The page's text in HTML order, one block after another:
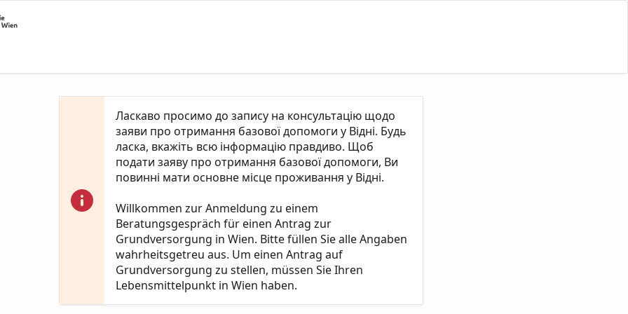
Ласкаво просимо до запису на консультацію щодо
заяви про отримання базової допомоги у Відні. Будь
ласка, вкажіть всю інформацію правдиво. Щоб
подати заяву про отримання базової допомоги, Ви
повинні мати основне місце проживання у Відні.
Willkommen zur Anmeldung zu einem
Beratungsgespräch für einen Antrag zur
Grundversorgung in Wien. Bitte füllen Sie alle Angaben
wahrheitsgetreu aus. Um einen Antrag auf
Grundversorgung zu stellen, müssen Sie Ihren
Lebensmittelpunkt in Wien haben.